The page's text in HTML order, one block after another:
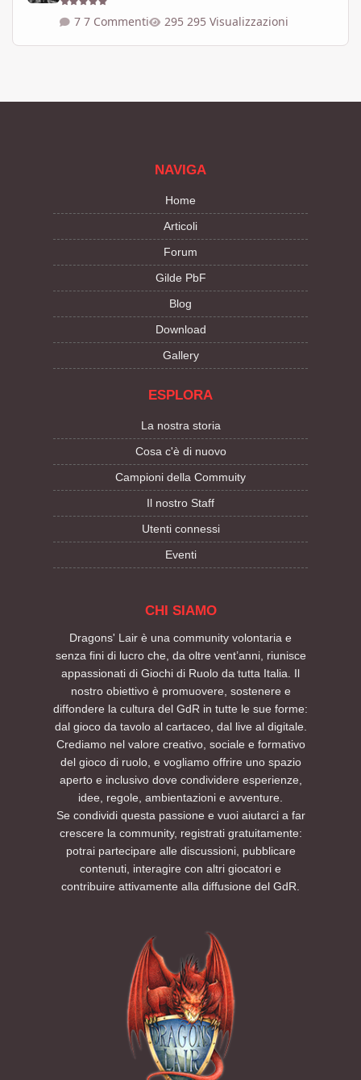
7 Commenti 295 Visualizzazioni
NAVIGA
Home
Articoli
Forum
Gilde PbF
Blog
Download
Gallery
ESPLORA
La nostra storia
Cosa c'è di nuovo
Campioni della Commuity
Il nostro Staff
Utenti connessi
Eventi
CHI SIAMO
Dragons' Lair è una community volontaria e
senza fini di lucro che, da oltre vent’anni, riunisce
appassionati di Giochi di Ruolo da tutta Italia. Il
nostro obiettivo è promuovere, sostenere e
diffondere la cultura del GdR in tutte le sue forme:
dal gioco da tavolo al cartaceo, dal live al digitale.
Crediamo nel valore creativo, sociale e formativo
del gioco di ruolo, e vogliamo offrire uno spazio
aperto e inclusivo dove condividere esperienze,
idee, regole, ambientazioni e avventure.
Se condividi questa passione e vuoi aiutarci a far
crescere la community, registrati gratuitamente:
potrai partecipare alle discussioni, pubblicare
contenuti, interagire con altri giocatori e
contribuire attivamente alla diffusione del GdR.